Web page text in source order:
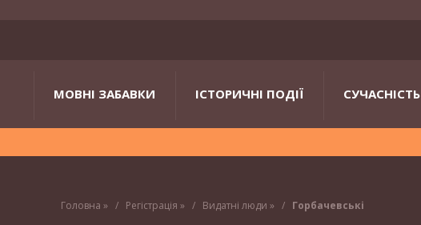
МОВНІ ЗАБАВКИ ІСТОРИЧНІ ПОДІЇ СУЧАСНІСТЬ
Головна » Регістрація » Видатні люди » Горбачевські